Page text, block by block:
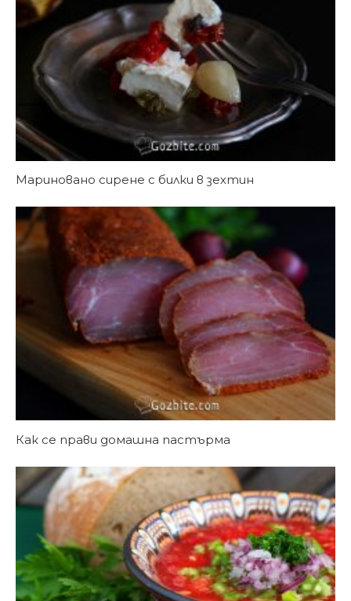
Мариновано сирене с билки в зехтин
Как се прави домашна пастърма